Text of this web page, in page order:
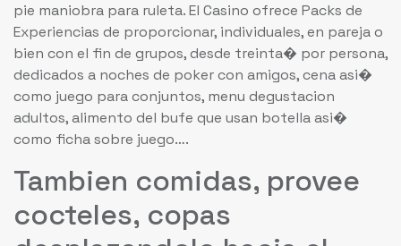
pie maniobra para ruleta. El Casino ofrece Packs de
Experiencias de proporcionar, individuales, en pareja o
bien con el fin de grupos, desde treinta� por persona,
dedicados a noches de poker con amigos, cena asi�
como juego para conjuntos, menu degustacion
adultos, alimento del bufe que usan botella asi�
como ficha sobre juego….
Tambien comidas, provee
cocteles, copas